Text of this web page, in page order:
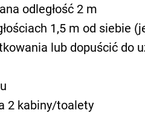
odległość 2 m
1,5 m od siebie
lub dopuścić do
2 kabiny/toalety